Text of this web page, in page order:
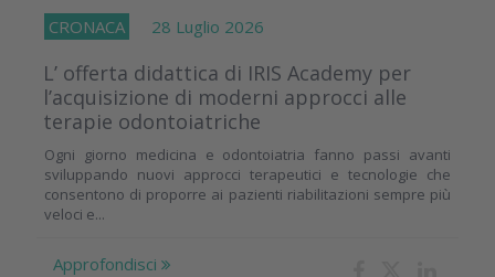
CRONACA 28 Luglio 2026
L’ offerta didattica di IRIS Academy per
l’acquisizione di moderni approcci alle
terapie odontoiatriche
Ogni giorno medicina e odontoiatria fanno passi avanti
sviluppando nuovi approcci terapeutici e tecnologie che
consentono di proporre ai pazienti riabilitazioni sempre più
veloci e...
Approfondisci